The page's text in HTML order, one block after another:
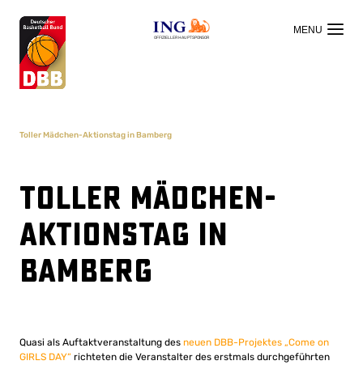
OFFIZIELLER HAUPTSPONSOR
Toller Mädchen-Aktionstag in Bamberg
Toller Mädchen-
Aktionstag in
Bamberg
Quasi als Auftaktveranstaltung des neuen DBB-Projektes „Come on
GIRLS DAY“ richteten die Veranstalter des erstmals durchgeführten